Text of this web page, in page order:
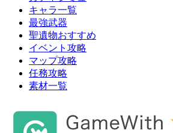
キャラ一覧
最強武器
聖遺物おすすめ
イベント攻略
マップ攻略
任務攻略
素材一覧